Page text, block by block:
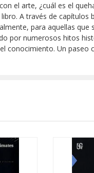
el arte, ¿cuál es el
A través de capítulos
para aquellas que
por numerosos hitos
conocimiento. Un paseo